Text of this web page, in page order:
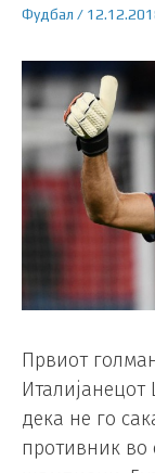
Фудбал /
Првиот
дека не го
противник во